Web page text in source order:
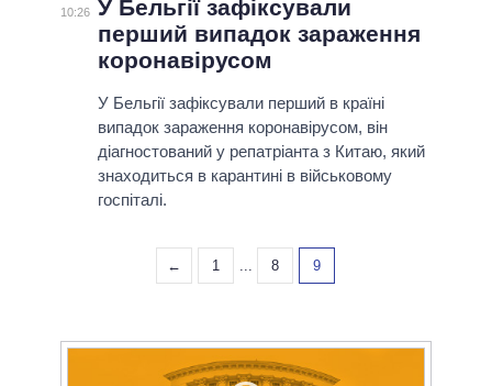
10:26 У Бельгії зафіксували
перший випадок зараження
коронавірусом
У Бельгії зафіксували перший в країні
випадок зараження коронавірусом, він
діагностований у репатріанта з Китаю, який
знаходиться в карантині в військовому
госпіталі.
← 1 ... 8 9